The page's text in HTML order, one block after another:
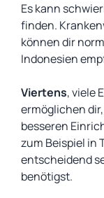
Es kann
finden.
können dir
Indonesien
Viertens, viele
ermöglichen
besseren
zum Beispiel in
entscheidend
benötigst.